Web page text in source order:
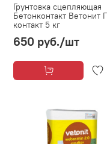
Грунтовка сцепляющая
Бетонконтакт Ветонит
контакт 5 кг
650 руб./шт